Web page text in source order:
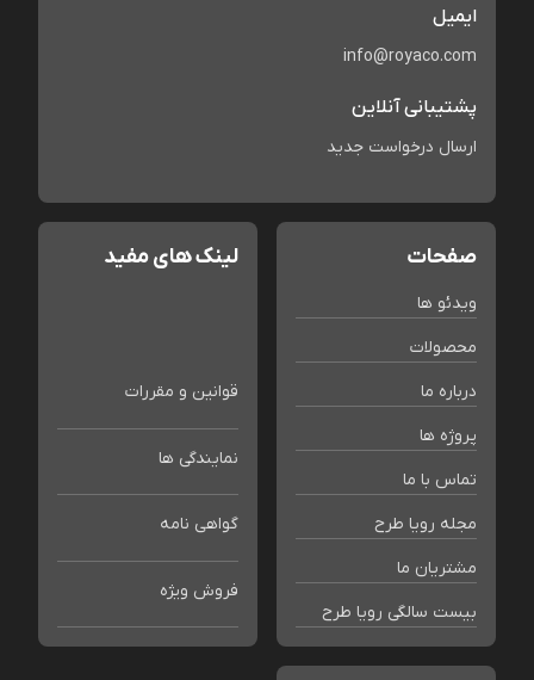
ایمیل
info@royaco.com
پشتیبانی آنلاین
ارسال درخواست جدید
صفحات
ویدئو ها
محصولات
درباره ما
پروژه ها
تماس با ما
مجله رویا طرح
مشتریان ما
بیست سالگی رویا طرح
لینک های مفید
قوانین و مقررات
نمایندگی ها
گواهی نامه
فروش ویژه